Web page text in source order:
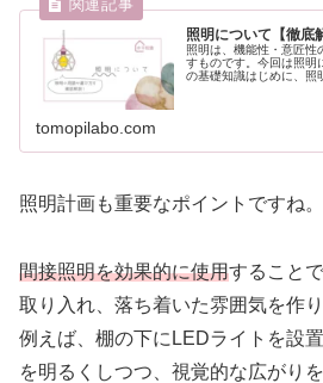
照明について【徹底
照明は、機能性・意匠性
すものです。今回は照明
の基礎知識はじめに、照
tomopilabo.com
照明計画も重要なポイントですね。
間接照明を効果的に使用すること
取り入れ、落ち着いた雰囲気を作
例えば、棚の下にLEDライトを設
を明るくしつつ、視覚的な広がり